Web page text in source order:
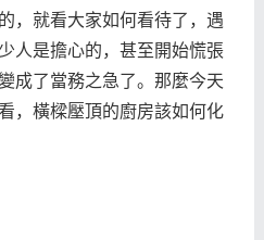
，就看大家如何看待了，遇
人是擔心的，甚至開始慌張
成了當務之急了。那麼今天
，橫樑壓頂的廚房該如何化